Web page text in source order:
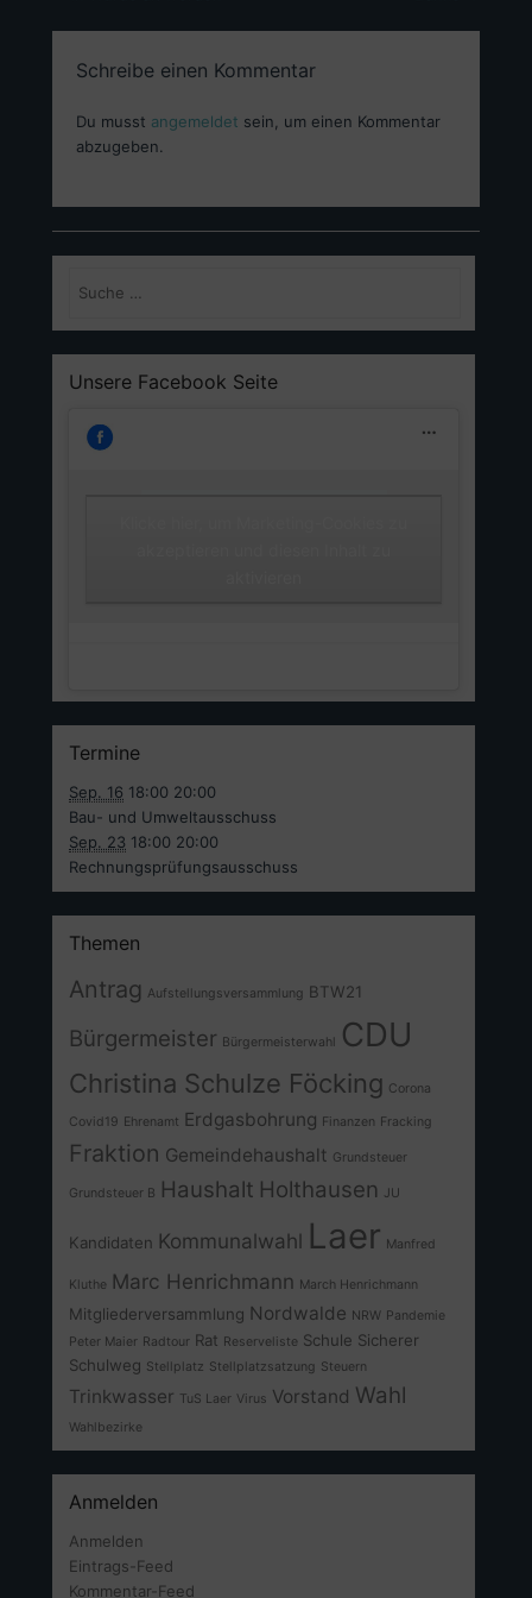
Schreibe einen Kommentar
Du musst angemeldet sein, um einen Kommentar
abzugeben.
Unsere Facebook Seite
Termine
Sep. 16 18:00 20:00
Bau- und Umweltausschuss
Sep. 23 18:00 20:00
Rechnungsprüfungsausschuss
Themen
Antrag Aufstellungsversammlung BTW21
Bürgermeister Bürgermeisterwahl CDU
Christina Schulze Föcking Corona
Covid19 Ehrenamt Erdgasbohrung Finanzen Fracking
Fraktion Gemeindehaushalt Grundsteuer
Grundsteuer B Haushalt Holthausen JU
Kandidaten Kommunalwahl Laer Manfred
Kluthe Marc Henrichmann March Henrichmann
Mitgliederversammlung Nordwalde NRW Pandemie
Peter Maier Radtour Rat Reserveliste Schule Sicherer
Schulweg Stellplatz Stellplatzsatzung Steuern
Trinkwasser TuS Laer Virus Vorstand Wahl
Wahlbezirke
Anmelden
Anmelden
Eintrags-Feed
Kommentar-Feed